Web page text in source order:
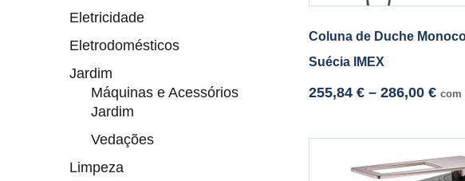
Coluna de Duche
Suécia IMEX
255,84 € – 286,00 € com
Eletricidade
Eletrodomésticos
Jardim
Máquinas e Acessórios
Jardim
Vedações
Limpeza